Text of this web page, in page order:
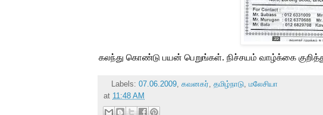
கலந்து கொண்டு பயன் பெறுங்கள். நிச்சயம் வாழ்க்கை
Labels: 07.06.2009, கவனகர், தமிழ்நாடு, மலேசியா
at 11:48 AM